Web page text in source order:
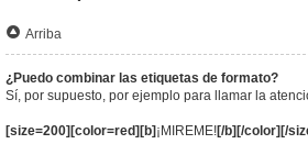
Arriba
¿Puedo combinar las etiquetas de formato?
Sí, por supuesto, por ejemplo para llamar la
[size=200][color=red][b]¡MIREME![/b][/color][/